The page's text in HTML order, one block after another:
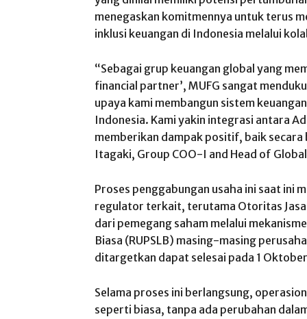
menegaskan komitmennya untuk terus
inklusi keuangan di Indonesia melalui
“Sebagai grup keuangan global yang
financial partner’, MUFG sangat
upaya kami membangun sistem
Indonesia. Kami yakin integrasi antara
memberikan dampak positif, baik secara
Itagaki, Group COO-I and Head of
Proses penggabungan usaha ini saat ini
regulator terkait, terutama Otoritas Jasa
dari pemegang saham melalui
Biasa (RUPSLB) masing-masing
ditargetkan dapat selesai pada 1
Selama proses ini berlangsung,
seperti biasa, tanpa ada perubahan